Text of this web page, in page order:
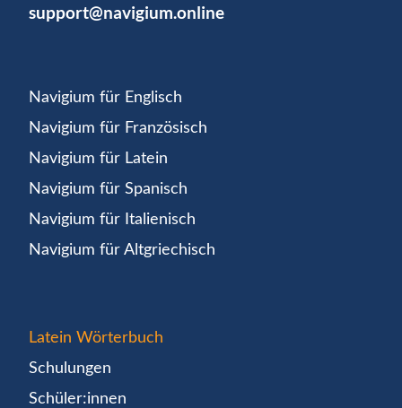
support@navigium.online
Navigium für Englisch
Navigium für Französisch
Navigium für Latein
Navigium für Spanisch
Navigium für Italienisch
Navigium für Altgriechisch
Latein Wörterbuch
Schulungen
Schüler:innen